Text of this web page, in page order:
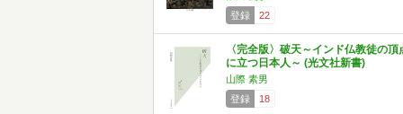
登録
22
〈完全版〉破天～インド仏教徒の頂
に立つ日本人～ (光文社新書)
山際 素男
登録
18